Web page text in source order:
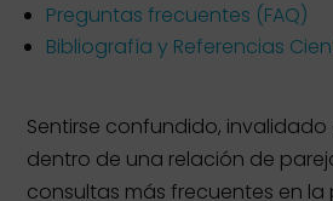
Preguntas frecuentes (FAQ)
Bibliografía y Referencias
Sentirse confundido, invalidado
dentro de una relación de
consultas más frecuentes en